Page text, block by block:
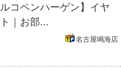
ルコペンハーゲン】イヤ
｜お部...
名古屋鳴海店